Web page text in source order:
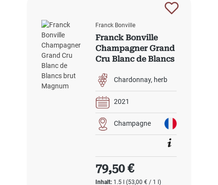
Franck Bonville
Franck Bonville
Champagner Grand
Cru Blanc de Blancs
Chardonnay herb
2021
Champagne
Inhalt: 1.5 l(53,00 € / 1 l)
Regulärer Preis:
79,50 €